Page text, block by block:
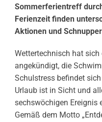
Sommerferientreff
Ferienzeit finden
Aktionen und
Wettertechnisch hat sich
angekündigt, die
Schulstress befindet
Urlaub ist in Sicht und
sechswöchigen Ereignis
Gemäß dem Motto